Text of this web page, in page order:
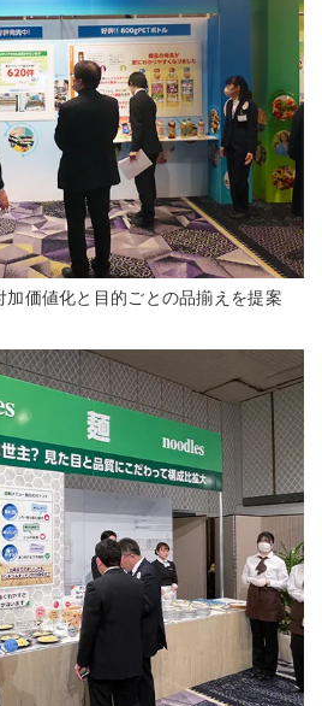
加価値化と目的ごとの品揃えを提案